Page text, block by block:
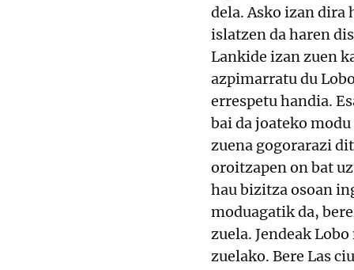
dela. Asko izan dira
islatzen da haren
Lankide izan zuen
azpimarratu du
errespetu handia.
bai da joateko
zuena gogorarazi
oroitzapen on bat
hau bizitza osoan
moduagatik da,
zuela. Jendeak
zuelako. Bere Las